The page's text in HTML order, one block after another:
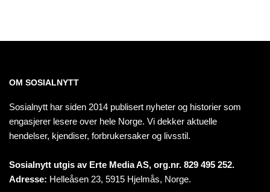
OM SOSIALNYTT
Sosialnytt har siden 2014 publisert nyheter og historier som
engasjerer lesere over hele Norge. Vi dekker aktuelle
hendelser, kjendiser, forbrukersaker og livsstil.
Sosialnytt utgis av Erte Media AS, org.nr. 829 495 252.
Adresse: Helleåsen 23, 5915 Hjelmås, Norge.